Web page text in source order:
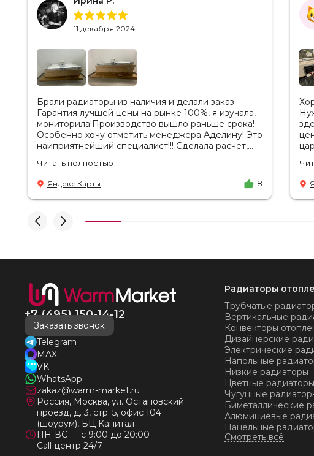
11 декабря 2024
Брали радиаторы из наличия и делали заказ.
Гарантия лучшей цены на рынке 100%, я изучала,
мониторила!Производство вышло раньше срока!
Особенно хочу отметить менеджера Аделину! Это
наиприятнейший специалист!!! Сделала расчет,
лучшую цену. Всегда на связи, на все вопросы
есть ответы. Доставка на удобный день, удобное
время! Никаких замечаний, только бесконечное
удовольствие от взаимодействия с ней. Вот это я
рекомендовать не задумываясь! И надеюсь наши
много-много лет) СПАСИБО!!!!
Читать полностью
Яндекс Карты 8
не
+7 (495) 150-14-12
Заказать звонок
Telegram
MAX
VK
WhatsApp
zakaz@warm-market.ru
Россия, Москва, ул. Остаповский
проезд, д. 3, стр. 5, офис 104
(шоурум), БЦ Капитал
ПН-ВС — с 9:00 до 20:00
Call-центр 24/7
Радиаторы
Трубчатые
Вертикальные
Конвекторы
Дизайнерские
Электрические
Напольные
Низкие радиаторы
Цветные радиаторы
Чугунные
Биметаллические
Алюминиевые
Панельные